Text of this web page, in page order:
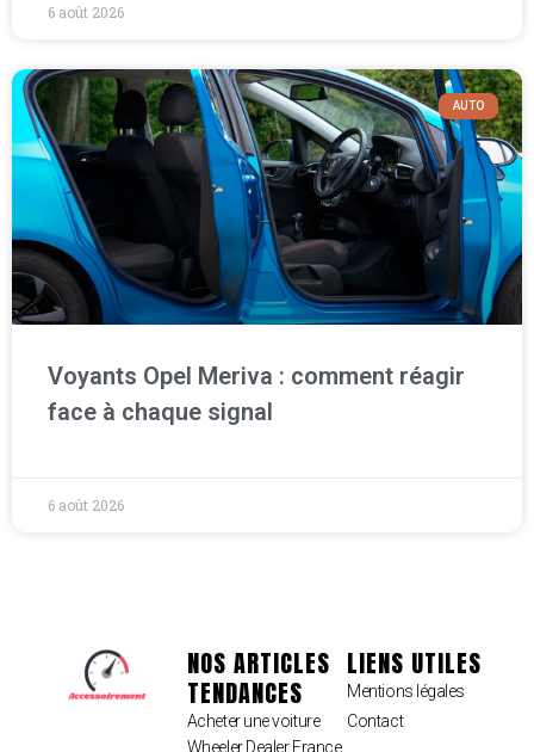
6 août 2026
AUTO
Voyants Opel Meriva : comment réagir
face à chaque signal
6 août 2026
NOS ARTICLES
TENDANCES
Acheter une voiture
Wheeler Dealer France
LIENS UTILES
Mentions légales
Contact